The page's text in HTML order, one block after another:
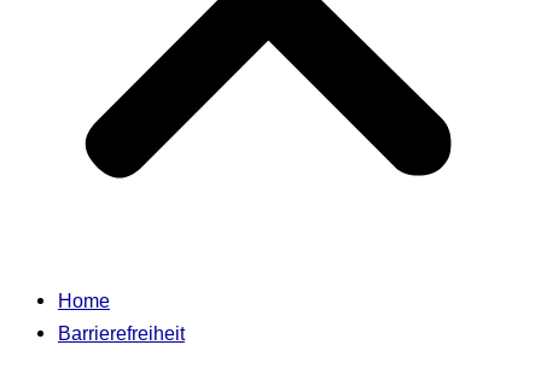
Home
Barrierefreiheit